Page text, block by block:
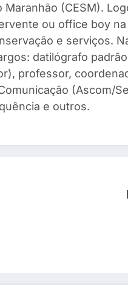
Maranhão (CESM).
ou office boy na
e serviços.
datilógrafo
professor,
(Ascom/
e outros.